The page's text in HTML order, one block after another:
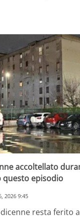
accoltellato
questo episodio
2026 9:45
resta ferito